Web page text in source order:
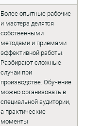
Более опытные рабочие
и мастера делятся
собственными
методами и приемами
эффективной работы.
Разбирают сложные
случаи при
производстве. Обучение
можно организовать в
специальной аудитории,
а практические
моменты